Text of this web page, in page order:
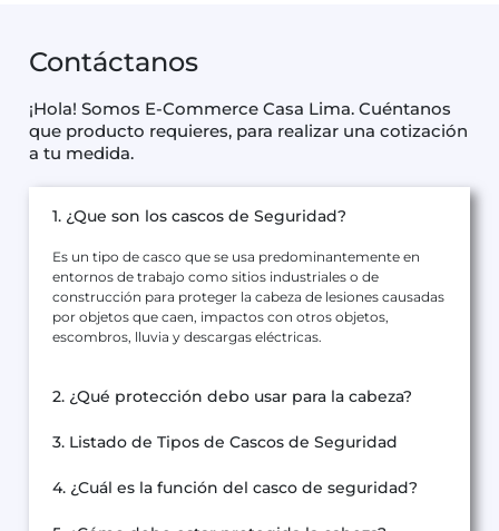
Contáctanos
¡Hola! Somos E-Commerce Casa Lima. Cuéntanos
que producto requieres, para realizar una cotización
a tu medida.
1. ¿Que son los cascos de Seguridad?
Es un tipo de casco que se usa predominantemente en
entornos de trabajo como sitios industriales o de
construcción para proteger la cabeza de lesiones causadas
por objetos que caen, impactos con otros objetos,
escombros, lluvia y descargas eléctricas.
2. ¿Qué protección debo usar para la cabeza?
3. Listado de Tipos de Cascos de Seguridad
4. ¿Cuál es la función del casco de seguridad?